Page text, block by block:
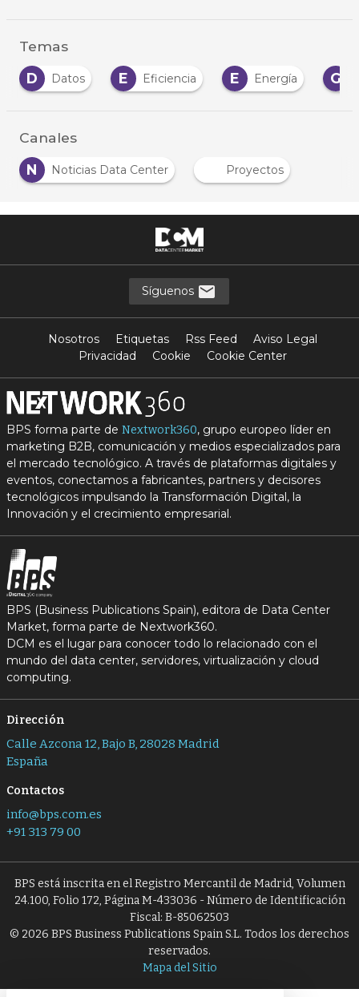
Temas
E
Eficiencia E Energía G Gestión
Canales
N
Noticias Data Center Proyectos
Síguenos
Nosotros Etiquetas Rss Feed
Aviso Legal
Privacidad
Cookie Cookie Center
BPS forma parte de Nextwork360, grupo europeo líder en
marketing B2B, comunicación y medios especializados para
el mercado tecnológico. A través de plataformas digitales y
eventos, conectamos a fabricantes, partners y decisores
tecnológicos impulsando la Transformación Digital, la
Innovación y el crecimiento empresarial.
BPS (Business Publications Spain), editora de Data Center
Market, forma parte de Nextwork360.
DCM es el lugar para conocer todo lo relacionado con el
mundo del data center, servidores, virtualización y cloud
computing.
Dirección
Calle Azcona 12, Bajo B, 28028 Madrid
España
Contactos
info@bps.com.es
+91 313 79 00
BPS está inscrita en el Registro Mercantil de Madrid, Volumen
24.100, Folio 172, Página M-433036 - Número de Identificación
Fiscal: B-85062503
© 2026 BPS Business Publications Spain S.L. Todos los derechos
reservados.
Mapa del Sitio